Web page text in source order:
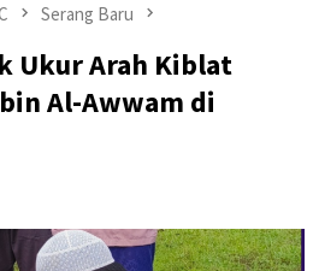
Serang Baru
Ukur Arah Kiblat
Al-Awwam di